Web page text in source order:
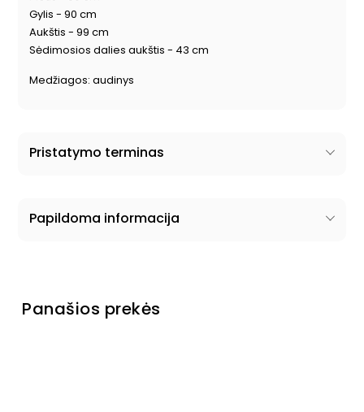
Gylis - 90 cm
Aukštis - 99 cm
Sėdimosios dalies aukštis - 43 cm
Medžiagos: audinys
Pristatymo terminas
Papildoma informacija
Panašios prekės